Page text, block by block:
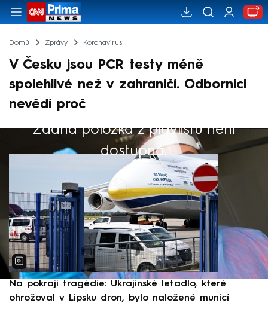
Domů Zprávy Koronavirus
V Česku jsou PCR testy méně
spolehlivé než v zahraničí. Odborníci
nevědí proč
Žádná položka z playlistu není
dostupná.
Výběr redakce
Na pokraji tragédie: Ukrajinské letadlo, které
ohrožoval v Lipsku dron, bylo naložené municí